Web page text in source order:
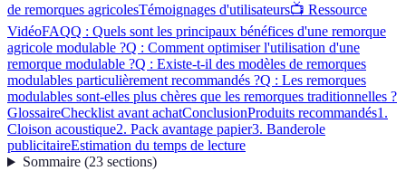
de remorques agricolesTémoignages d'utilisateurs📺 Ressource
VidéoFAQQ : Quels sont les principaux bénéfices d'une remorque
agricole modulable ?Q : Comment optimiser l'utilisation d'une
remorque modulable ?Q : Existe-t-il des modèles de remorques
modulables particulièrement recommandés ?Q : Les remorques
modulables sont-elles plus chères que les remorques traditionnelles ?
GlossaireChecklist avant achatConclusionProduits recommandés1.
Cloison acoustique2. Pack avantage papier3. Banderole
publicitaireEstimation du temps de lecture
Sommaire(23 sections)